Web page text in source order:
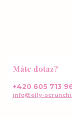
Máte dotaz?
+420 605 713
info@elly-